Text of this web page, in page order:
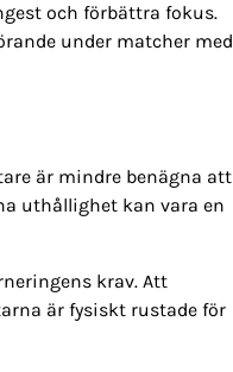
och förbättra fokus.
under matcher med
är mindre benägna att
uthållighet kan vara en
krav. Att
är fysiskt rustade för